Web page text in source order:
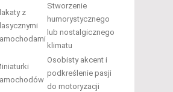
z
Stworzenie
humorystycznego
lub nostalgicznego
klimatu
Osobisty akcent i
podkreślenie pasji
do motoryzacji